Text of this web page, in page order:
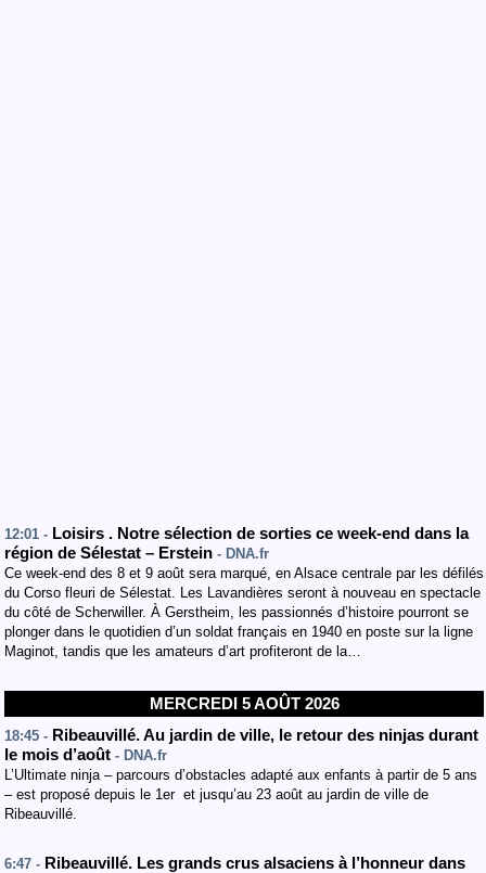
12:01 - Loisirs . Notre sélection de sorties ce week-end dans la
région de Sélestat – Erstein - DNA.fr
Ce week-end des 8 et 9 août sera marqué, en Alsace centrale par les défilés
du Corso fleuri de Sélestat. Les Lavandières seront à nouveau en spectacle
du côté de Scherwiller. À Gerstheim, les passionnés d’histoire pourront se
plonger dans le quotidien d’un soldat français en 1940 en poste sur la ligne
Maginot, tandis que les amateurs d’art profiteront de la…
MERCREDI 5 AOÛT 2026
18:45 - Ribeauvillé. Au jardin de ville, le retour des ninjas durant
le mois d’août - DNA.fr
L’Ultimate ninja – parcours d’obstacles adapté aux enfants à partir de 5 ans
– est proposé depuis le 1er et jusqu’au 23 août au jardin de ville de
Ribeauvillé.
6:47 - Ribeauvillé. Les grands crus alsaciens à l’honneur dans